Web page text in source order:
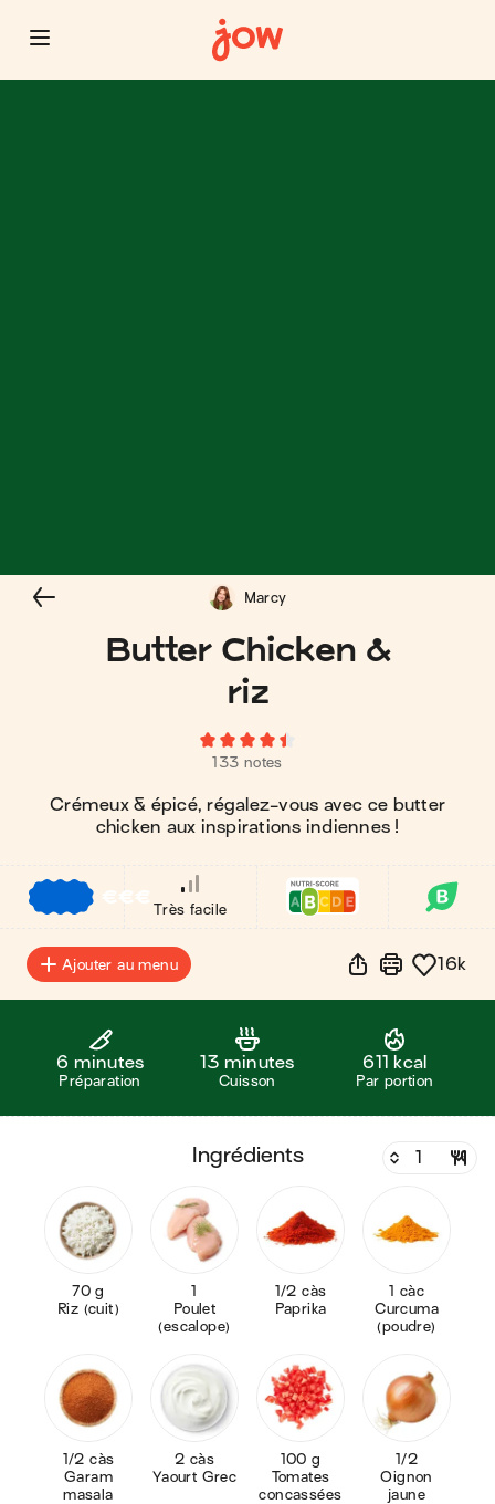
Butter Chicken &
riz
133 notes
Crémeux & épicé, régalez-vous avec ce butter
chicken aux inspirations indiennes !
Marcy
€€€
Très facile
Ajouter au menu 16k
6 minutes
Préparation
13 minutes
Cuisson
611 kcal
Par portion
ingrédients
70 g
Riz (cuit)
1
Poulet
(escalope)
1/2 càs
Paprika
1 càc
Curcuma
(poudre)
1/2 càs
Garam
masala
2 càs
Yaourt Grec
100 g
Tomates
concassées
1/2
Oignon
jaune